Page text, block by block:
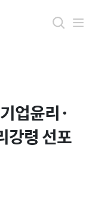
업윤리·
강령 선포